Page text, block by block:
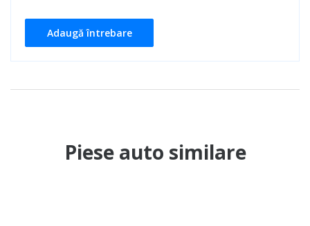
Adaugă întrebare
Piese auto similare